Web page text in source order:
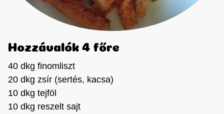
Hozzávalók 4 főre
40 dkg finomliszt
20 dkg zsír (sertés, kacsa)
10 dkg tejföl
10 dkg reszelt sajt